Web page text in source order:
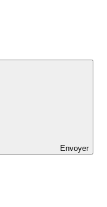
Envoyer